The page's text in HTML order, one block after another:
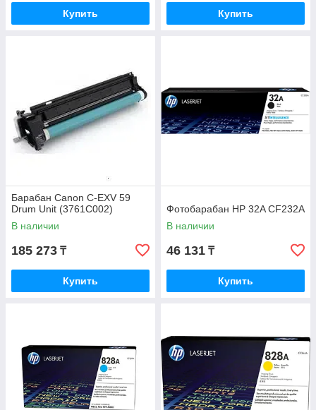
Купить Купить
Барабан Canon C-EXV 59
Drum Unit (3761C002)
В наличии
185 273 ₸
Купить
Фотобарабан HP 32A CF232A
В наличии
46 131 ₸
Купить